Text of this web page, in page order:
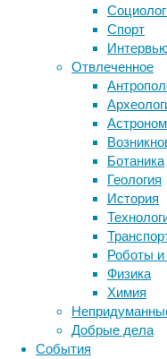
Спорт
Отвлеченное
Ботаника
Геология
История
Роботы
Физика
Химия
Добрые дела
События
компаний
обращаются
к
услугам,
которые
предлагают
изготовление
стекла
на
заказ,
чтобы
каждый
проект
получал
уникальный
и
подход.
Метки
ДНК бактерии
генетика
здоровье
лекарства
мозг наука
поведение
сон